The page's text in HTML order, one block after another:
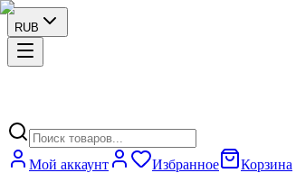
RUB
Мой аккаунт Избранное
Корзина